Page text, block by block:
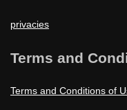
privacies
Terms and
Terms and Conditions of